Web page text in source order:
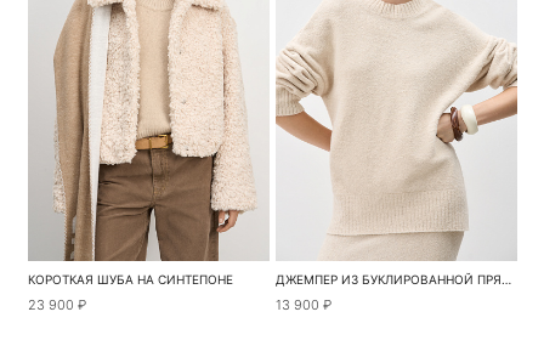
КОРОТКАЯ ШУБА НА СИНТЕПОНЕ
23 900 ₽
ДЖЕМПЕР ИЗ БУКЛИРОВАННОЙ ПРЯЖИ
13 900 ₽